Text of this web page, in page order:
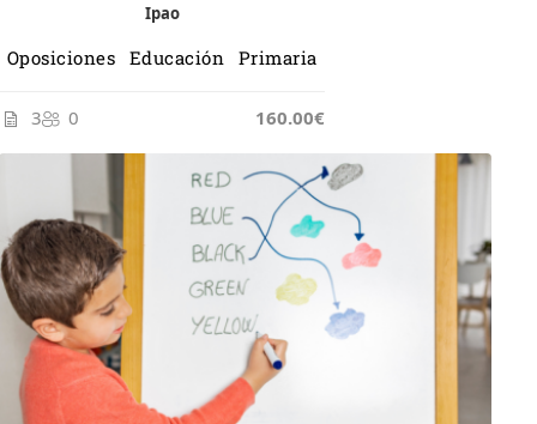
Ipao
Oposiciones Educación Primaria
3 0 160.00€